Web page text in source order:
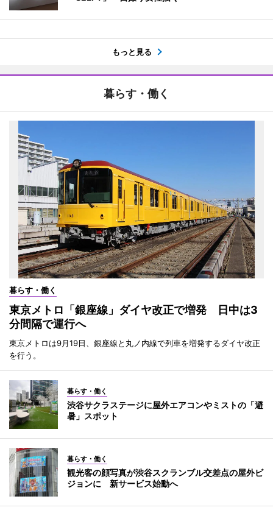
もっと見る
暮らす・働く
暮らす・働く
東京メトロ「銀座線」ダイヤ改正で増発 日中は3
分間隔で運行へ
東京メトロは9月19日、銀座線と丸ノ内線で列車を増発するダイヤ改正
を行う。
暮らす・働く
渋谷サクラステージに屋外エアコンやミストの「避
暑」スポット
暮らす・働く
観光客の顔写真が渋谷スクランブル交差点の屋外ビ
ジョンに 新サービス始動へ